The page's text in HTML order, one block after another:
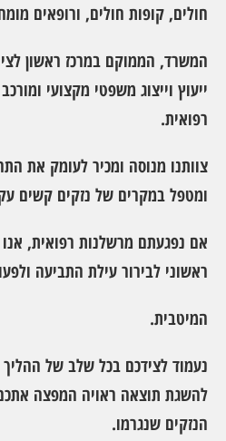
חולים, קופות חולים, ורופאים
המשרד, הממוקם במרכז ראשון
ייעוץ וייצוג משפטי מקצועי
רפואית.
צוותנו מנוסה ומכיר לעומק את
ומטפל במקרים של נזקים קשים
אם נפגעתם מרשלנות רפואית, אנו
ראשוני לבירור עילת התביעה
המיטבית.
נעמוד לצידכם בכל שלב של
להשגת תוצאה ראויה המפצה
הנזקים שנגרמו.